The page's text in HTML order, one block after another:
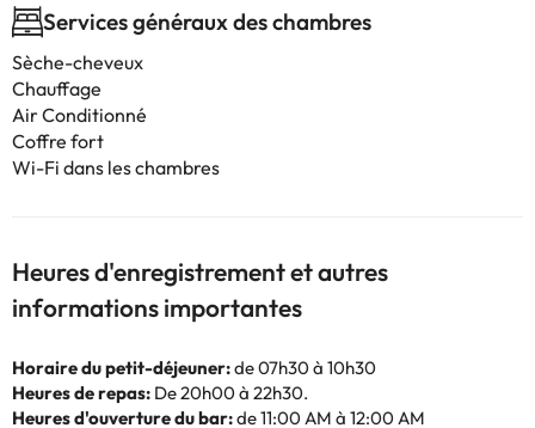
Services généraux des chambres
Sèche-cheveux
Chauffage
Air Conditionné
Coffre fort
Wi-Fi dans les chambres
Heures d'enregistrement et autres
informations importantes
Horaire du petit-déjeuner:de 07h30 à 10h30
Heures de repas: De 20h00 à 22h30.
Heures d'ouverture du bar:de 11:00 AM à 12:00 AM